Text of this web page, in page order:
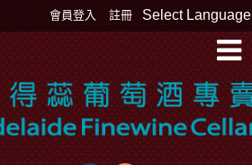
Select Language
會員登入 註冊